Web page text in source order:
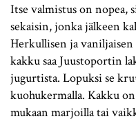
Itse valmistus on nopea,
sekaisin, jonka jälkeen
Herkullisen ja vaniljaisen
kakku saa Juustoportin
jugurtista. Lopuksi se
kuohukermalla. Kakku
mukaan marjoilla tai